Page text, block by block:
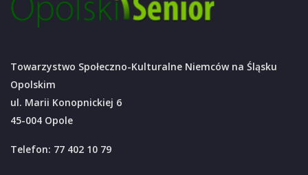
Towarzystwo Społeczno-Kulturalne Niemców na Śląsku
Opolskim
ul. Marii Konopnickiej 6
45-004 Opole
Telefon: 77 402 10 79